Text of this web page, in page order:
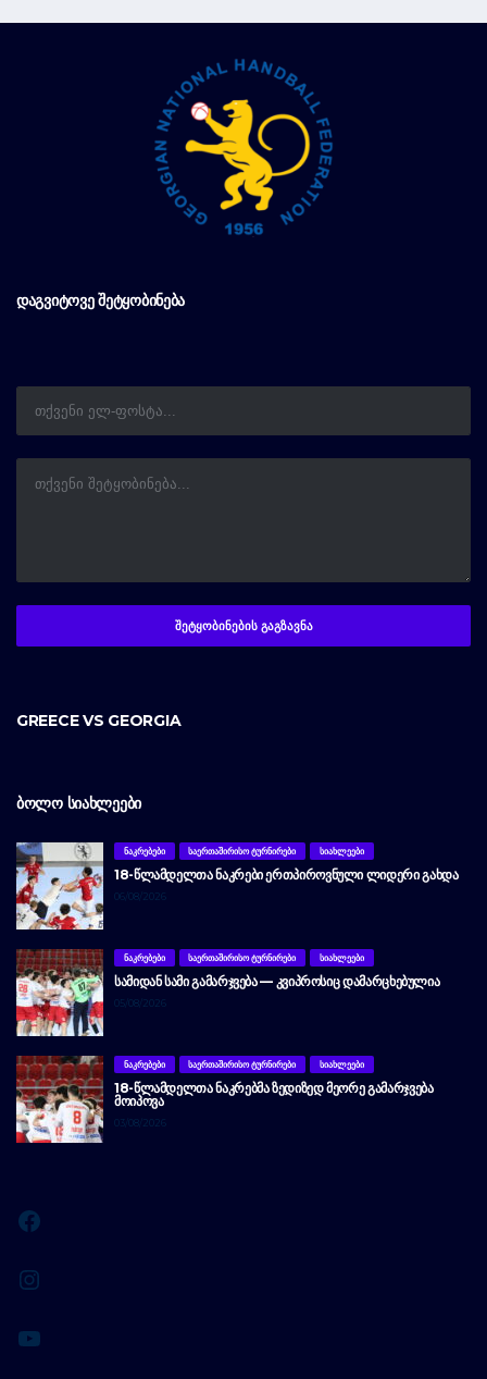
ᲓᲐᲒᲕᲘᲢᲝᲕᲔ ᲨᲔᲢᲧᲝᲑᲘᲜᲔᲑᲐ
GREECE VS GEORGIA
ᲑᲝᲚᲝ ᲡᲘᲐᲮᲚᲔᲔᲑᲘ
ᲜᲐᲙᲠᲔᲑᲔᲑᲘ ᲡᲐᲔᲠᲗᲐᲨᲘᲠᲘᲡᲝ ᲢᲣᲠᲜᲘᲠᲔᲑᲘ ᲡᲘᲐᲮᲚᲔᲔᲑᲘ
18-ᲬᲚᲐᲛᲓᲔᲚᲗᲐ ᲜᲐᲙᲠᲔᲑᲘ ᲔᲠᲗᲞᲘᲠᲝᲕᲜᲣᲚᲘ ᲚᲘᲓᲔᲠᲘ ᲒᲐᲮᲓᲐ
06/08/2026
ᲜᲐᲙᲠᲔᲑᲔᲑᲘ ᲡᲐᲔᲠᲗᲐᲨᲘᲠᲘᲡᲝ ᲢᲣᲠᲜᲘᲠᲔᲑᲘ ᲡᲘᲐᲮᲚᲔᲔᲑᲘ
ᲡᲐᲛᲘᲓᲐᲜ ᲡᲐᲛᲘ ᲒᲐᲛᲐᲠᲯᲕᲔᲑᲐ — ᲙᲕᲘᲞᲠᲝᲡᲘᲪ ᲓᲐᲛᲐᲠᲪᲮᲔᲑᲣᲚᲘᲐ
05/08/2026
ᲜᲐᲙᲠᲔᲑᲔᲑᲘ ᲡᲐᲔᲠᲗᲐᲨᲘᲠᲘᲡᲝ ᲢᲣᲠᲜᲘᲠᲔᲑᲘ ᲡᲘᲐᲮᲚᲔᲔᲑᲘ
18-ᲬᲚᲐᲛᲓᲔᲚᲗᲐ ᲜᲐᲙᲠᲔᲑᲛᲐ ᲖᲔᲓᲘᲖᲔᲓ ᲛᲔᲝᲠᲔ ᲒᲐᲛᲐᲠᲯᲕᲔᲑᲐ
ᲛᲝᲘᲞᲝᲕᲐ
03/08/2026
Facebook
Instagram
YouTube